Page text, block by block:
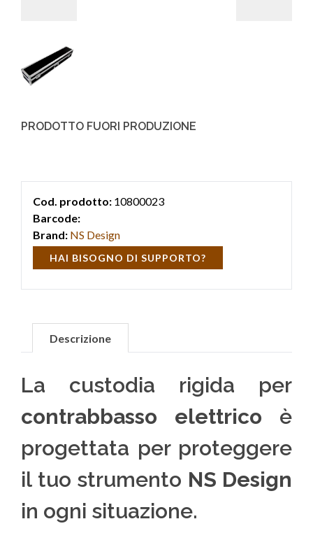
PRODOTTO FUORI PRODUZIONE
Cod. prodotto: 10800023
Barcode:
Brand: NS Design
HAI BISOGNO DI SUPPORTO?
Descrizione
La custodia rigida per
contrabbasso elettrico è
progettata per proteggere
il tuo strumento NS Design
in ogni situazione.